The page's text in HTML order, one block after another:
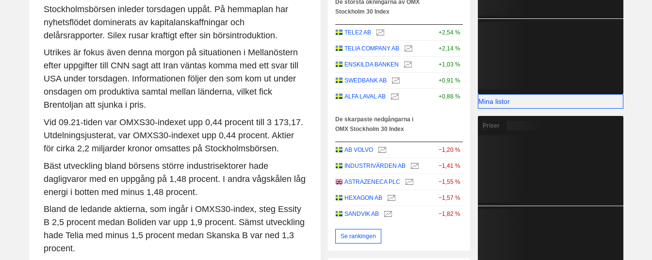
Stockholmsbörsen inleder torsdagen uppåt. På hemmaplan har
nyhetsflödet dominerats av kapitalanskaffningar och
delårsrapporter. Silex rusar kraftigt efter sin börsintroduktion.
Utrikes är fokus även denna morgon på situationen i Mellanöstern
efter uppgifter till CNN sagt att Iran väntas komma med ett svar till
USA under torsdagen. Informationen följer den som kom ut under
onsdagen om produktiva samtal mellan länderna, vilket fick
Brentoljan att sjunka i pris.
Vid 09.21-tiden var OMXS30-indexet upp 0,44 procent till 3 173,17.
Utdelningsjusterat, var OMXS30-indexet upp 0,44 procent. Aktier
för cirka 2,2 miljarder kronor omsattes på Stockholmsbörsen.
Bäst utveckling bland börsens större industrisektorer hade
dagligvaror med en uppgång på 1,48 procent. I andra vågskålen låg
energi i botten med minus 1,48 procent.
Bland de ledande aktierna, som ingår i OMXS30-index, steg Essity
B 2,5 procent medan Boliden var upp 1,9 procent. Sämst utveckling
hade Telia med minus 1,5 procent medan Skanska B var ned 1,3
procent.
De största ökningarna av OMX
Stockholm 30 Index
TELE2 AB +2,54 %
TELIA COMPANY AB +2,14 %
ENSKILDA BANKEN +1,03 %
SWEDBANK AB +0,91 %
ALFA LAVAL AB +0,88 %
De skarpaste nedgångarna i
OMX Stockholm 30 Index
AB VOLVO −1,20 %
INDUSTRIVÄRDEN AB −1,41 %
ASTRAZENECA PLC −1,55 %
HEXAGON AB −1,57 %
SANDVIK AB −1,82 %
Se rankingen
Mina listor
Priser